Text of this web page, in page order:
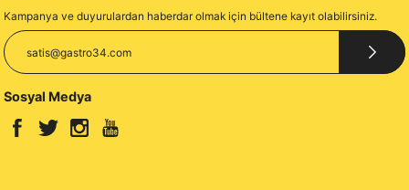
Kampanya ve duyurulardan haberdar olmak için bültene kayıt olabilirsiniz.
Sosyal Medya